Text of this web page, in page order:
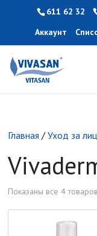
611 62 32
Аккаунт
Главная /Уход за
Показаны все 4 товаров